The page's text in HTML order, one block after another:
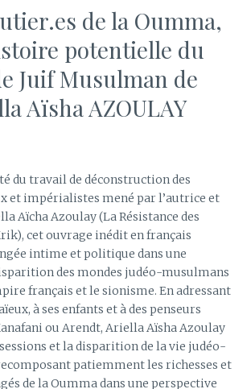
de la Oumma,
potentielle du
Juif Musulman de
Aïsha AZOULAY
du travail de déconstruction des
et impérialistes mené par l’autrice et
Aïcha Azoulay (La Résistance des
cet ouvrage inédit en français
intime et politique dans une
des mondes judéo-musulmans
français et le sionisme. En adressant
à ses enfants et à des penseurs
ou Arendt, Ariella Aïsha Azoulay
et la disparition de la vie judéo-
patiemment les richesses et
de la Oumma dans une perspective